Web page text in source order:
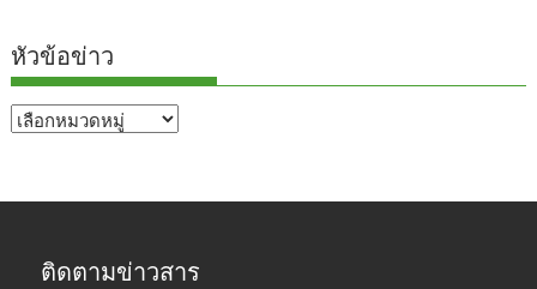
หัวข้อข่าว
หัวข้อ
ติดตามข่าวสาร